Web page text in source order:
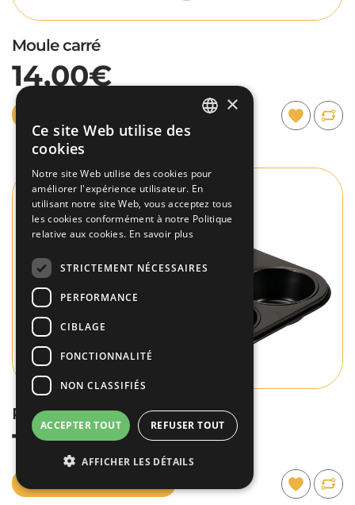
Moule carré
14,00€
Plaque à 6 Muffins
15,30€
×
Ce site Web utilise des
cookies
Notre site Web utilise des cookies pour
améliorer l'expérience utilisateur. En
utilisant notre site Web, vous acceptez tous
les cookies conformément à notre Politique
relative aux cookies. En savoir plus
STRICTEMENT NÉCESSAIRES
PERFORMANCE
CIBLAGE
FONCTIONNALITÉ
NON CLASSIFIÉS
ACCEPTER TOUT REFUSER TOUT
AFFICHER LES DÉTAILS